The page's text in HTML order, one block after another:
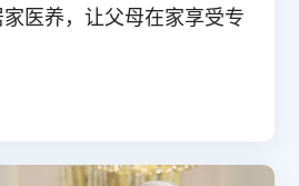
医养，让父母在家享受专